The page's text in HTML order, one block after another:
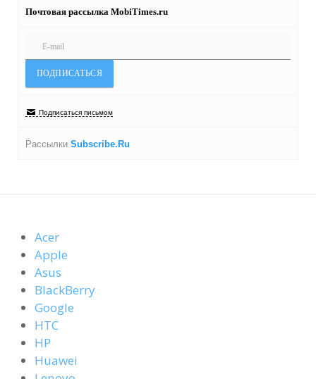
Почтовая рассылка MobiTimes.ru
Подписаться письмом
Рассылки Subscribe.Ru
Acer
Apple
Asus
BlackBerry
Google
HTC
HP
Huawei